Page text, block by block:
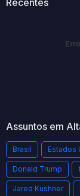
Recentes
Assuntos em
Brasil Estados
Donald Trump
Jared Kushner